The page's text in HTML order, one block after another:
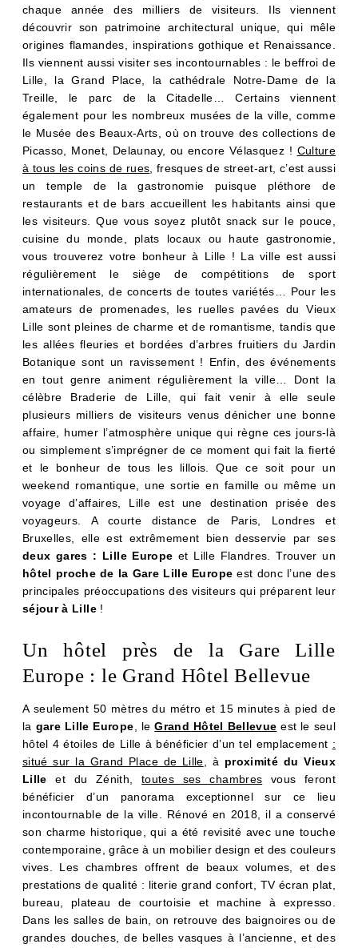
chaque année des milliers de visiteurs. Ils viennent
découvrir son patrimoine architectural unique, qui mêle
origines flamandes, inspirations gothique et Renaissance.
Ils viennent aussi visiter ses incontournables : le beffroi de
Lille, la Grand Place, la cathédrale Notre-Dame de la
Treille, le parc de la Citadelle… Certains viennent
également pour les nombreux musées de la ville, comme
le Musée des Beaux-Arts, où on trouve des collections de
Picasso, Monet, Delaunay, ou encore Vélasquez ! Culture
à tous les coins de rues , fresques de street-art, c’est aussi
un temple de la gastronomie puisque pléthore de
restaurants et de bars accueillent les habitants ainsi que
les visiteurs. Que vous soyez plutôt snack sur le pouce,
cuisine du monde, plats locaux ou haute gastronomie,
vous trouverez votre bonheur à Lille ! La ville est aussi
régulièrement le siège de compétitions de sport
internationales, de concerts de toutes variétés… Pour les
amateurs de promenades, les ruelles pavées du Vieux
Lille sont pleines de charme et de romantisme, tandis que
les allées fleuries et bordées d’arbres fruitiers du Jardin
Botanique sont un ravissement ! Enfin, des événements
en tout genre animent régulièrement la ville… Dont la
célèbre Braderie de Lille, qui fait venir à elle seule
plusieurs milliers de visiteurs venus dénicher une bonne
affaire, humer l’atmosphère unique qui règne ces jours-là
ou simplement s’imprégner de ce moment qui fait la fierté
et le bonheur de tous les lillois. Que ce soit pour un
weekend romantique, une sortie en famille ou même un
voyage d’affaires, Lille est une destination prisée des
voyageurs. A courte distance de Paris, Londres et
Bruxelles, elle est extrêmement bien desservie par ses
deux gares : Lille Europe et Lille Flandres. Trouver un
hôtel proche de la Gare Lille Europe est donc l’une des
principales préoccupations des visiteurs qui préparent leur
séjour à Lille!
Un hôtel près de la Gare Lille
Europe : le Grand Hôtel Bellevue
A seulement 50 mètres du métro et 15 minutes à pied de
la gare Lille Europe, leGrand Hôtel Bellevue est le seul
hôtel 4 étoiles de Lille à bénéficier d’un tel emplacement :
situé sur la Grand Place de Lille, à proximité du Vieux
Lille et du Zénith,toutes ses chambres vous feront
bénéficier d’un panorama exceptionnel sur ce lieu
incontournable de la ville. Rénové en 2018, il a conservé
son charme historique, qui a été revisité avec une touche
contemporaine, grâce à un mobilier design et des couleurs
vives. Les chambres offrent de beaux volumes, et des
prestations de qualité : literie grand confort, TV écran plat,
bureau, plateau de courtoisie et machine à expresso.
Dans les salles de bain, on retrouve des baignoires ou de
grandes douches, de belles vasques à l’ancienne, et des
ACCUEIL
CHAMBRES
SERVICES
BARS
PHOTOS
OFFRES & ACTUS
AUTOUR DE L'HÔTEL